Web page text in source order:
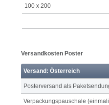
100 x 200
Versandkosten Poster
Versand: Österreich
Posterversand als
Verpackungspauschale